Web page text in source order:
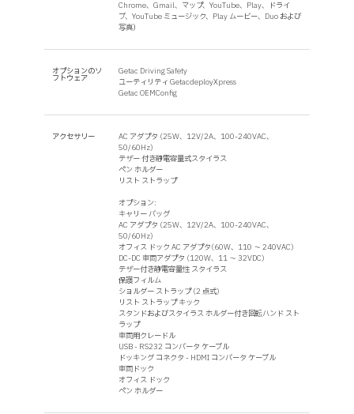
Chrome、Gmail、マップ、YouTube、Play、ドライ
ブ、YouTube ミュージック、Play ムービー、Duo および
写真）
オプションのソ
フトウェア
Getac Driving Safety
ユーティリティ GetacdeployXpress
Getac OEMConfig
アクセサリー
AC アダプタ (25W、12V/2A、100-240VAC、
50/60Hz)
テザー 付き静電容量式スタイラス
ペン ホルダー
リスト ストラップ
オプション:
キャリー バッグ
AC アダプタ (25W、12V/2A、100-240VAC、
50/60Hz)
オフィス ドック AC アダプタ(60W、110 ～ 240VAC)
DC-DC 車両アダプタ (120W、11 ～ 32VDC)
テザー付き静電容量性 スタイラス
保護フィルム
ショルダー ストラップ (2 点式)
リスト ストラップ キック
スタンドおよびスタイラス ホルダー付き回転ハンド スト
ラップ
車両用クレードル
USB - RS232 コンバータ ケーブル
ドッキング コネクタ - HDMI コンバータ ケーブル
車両ドック
オフィス ドック
ペン ホルダー